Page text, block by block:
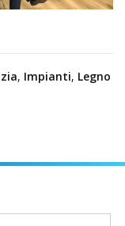
, Impianti, Legno